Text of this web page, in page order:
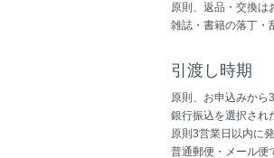
原則、返品・交換は
雑誌・書籍の落丁・
引渡し時期
原則、お申込みから
銀行振込を選択され
原則3営業日以内に
普通郵便・メール便